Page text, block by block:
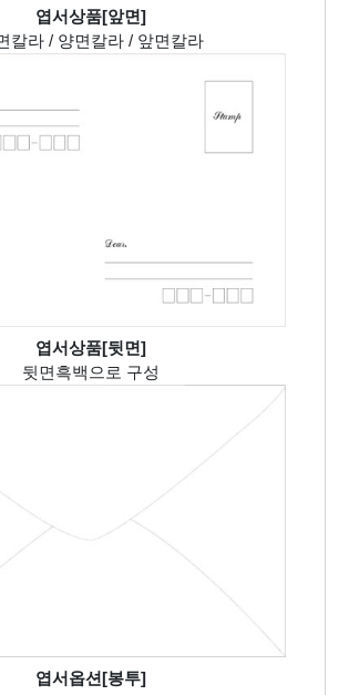
엽서상품[앞면]
칼라 / 양면칼라 / 앞면칼라
엽서상품[뒷면]
뒷면흑백으로 구성
엽서옵션[봉투]